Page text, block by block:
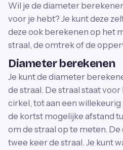
Wil je de diameter
voor je hebt? Je kunt deze
deze ook berekenen op het
straal, de omtrek of de
Diameter berekenen
Je kunt de diameter
de straal. De straal staat
cirkel, tot aan een
de kortst mogelijke afstand
om de straal op te meten.
twee keer de straal. Je kunt